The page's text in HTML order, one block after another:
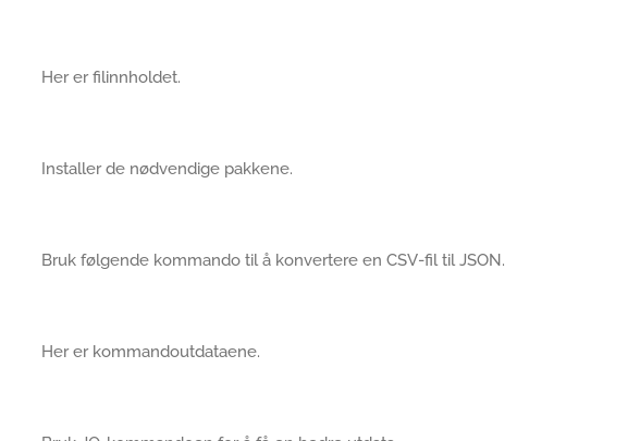
Her er filinnholdet.
Installer de nødvendige pakkene.
Bruk følgende kommando til å konvertere en CSV-fil til JSON.
Her er kommandoutdataene.